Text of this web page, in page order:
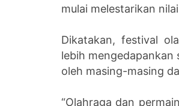
mulai melestarikan
Dikatakan, festival
lebih mengedapankan
oleh masing-masing
“Olahraga dan